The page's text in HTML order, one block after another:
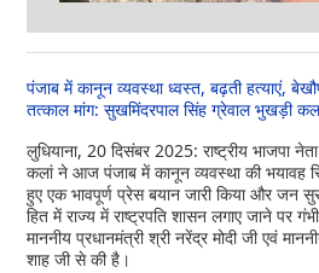
पंजाब में कानून व्यवस्था ध्वस्त, बढ़ती हत्याएं,
तत्काल मांग: सुखमिंदरपाल सिंह ग्रेवाल भुखड़ी
लुधियाना, 20 दिसंबर 2025: राष्ट्रीय भाजपा
कलां ने आज पंजाब में कानून व्यवस्था की भयावह
हुए एक भावपूर्ण प्रेस बयान जारी किया और जन
हित में राज्य में राष्ट्रपति शासन लगाए जाने पर
माननीय प्रधानमंत्री श्री नरेंद्र मोदी जी एवं
शाह जी से की है।